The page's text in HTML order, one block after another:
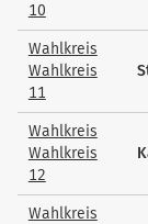
10
Wahlkreis
Wahlkreis
11
Wahlkreis
Wahlkreis
12
Wahlkreis